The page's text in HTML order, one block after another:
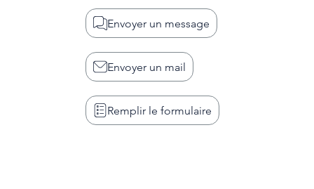
Envoyer un message
Envoyer un mail
Remplir le formulaire